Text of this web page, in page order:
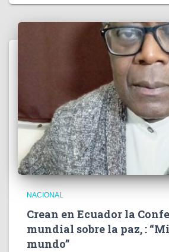
NACIONAL
Crean en Ecuador la
mundial sobre la paz, :
mundo”